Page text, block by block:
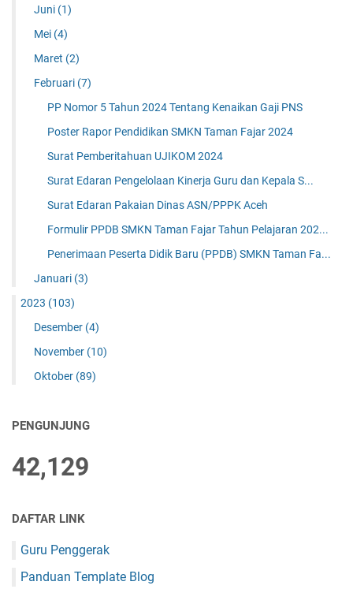
Juni (1)
Mei (4)
Maret (2)
Februari (7)
PP Nomor 5 Tahun 2024 Tentang Kenaikan Gaji PNS
Poster Rapor Pendidikan SMKN Taman Fajar 2024
Surat Pemberitahuan UJIKOM 2024
Surat Edaran Pengelolaan Kinerja Guru dan Kepala S...
Surat Edaran Pakaian Dinas ASN/PPPK Aceh
Formulir PPDB SMKN Taman Fajar Tahun Pelajaran 202...
Penerimaan Peserta Didik Baru (PPDB) SMKN Taman Fa...
Januari (3)
2023 (103)
Desember (4)
November (10)
Oktober (89)
PENGUNJUNG
42,129
DAFTAR LINK
Guru Penggerak
Panduan Template Blog